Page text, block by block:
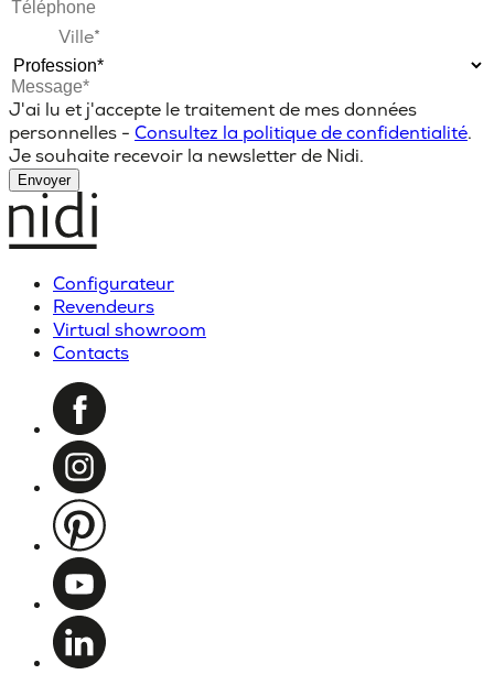
J'ai lu et j'accepte le traitement de mes données
personnelles - Consultez la politique de confidentialité.
Je souhaite recevoir la newsletter de Nidi.
Envoyer
Configurateur
Revendeurs
Virtual showroom
Contacts